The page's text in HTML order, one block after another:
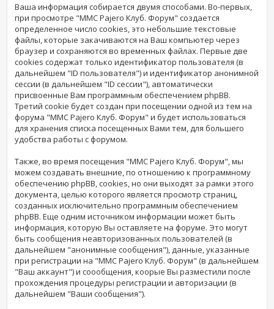
Ваша информация собирается двумя способами. Во-первых,
при просмотре "MMC Pajero Клуб. Форум" создается
определенное число cookies, это небольшие текстовые
файлы, которые закачиваются на Ваш компьютер через
браузер и сохраняются во временных файлах. Первые две
cookies содержат только идентификатор пользователя (в
дальнейшем "ID пользователя") и идентификатор анонимной
сессии (в дальнейшем "ID сессии"), автоматически
присвоенные Вам программным обеспечением phpBB.
Третий cookie будет создан при посещении одной из тем на
форума "MMC Pajero Клуб. Форум" и будет использоваться
для хранения списка посещенных Вами тем, для большего
удобства работы с форумом.
Также, во время посещения "MMC Pajero Клуб. Форум", мы
можем создавать внешние, по отношению к программному
обеспечению phpBB, cookies, но они выходят за рамки этого
документа, целью которого является просмотр страниц,
созданных исключительно программным обеспечением
phpBB. Еще одним источником информации может быть
информация, которую Вы оставляете на форуме. Это могут
быть сообщения неавторизованных пользователей (в
дальнейшем "анонимные сообщения"), данные, указанные
при регистрации на "MMC Pajero Клуб. Форум" (в дальнейшем
"Ваш аккаунт") и соообщения, коорые Вы разместили после
прохождения процедуры регистрации и авторизации (в
дальнейшем "Ваши сообщения").